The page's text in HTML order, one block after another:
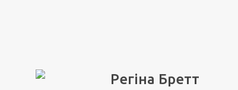
Регіна Бретт